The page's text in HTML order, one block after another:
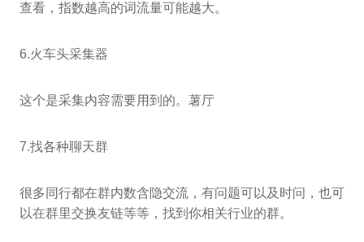
查看，指数越高的词流量可能越大。
6.火车头采集器
这个是采集内容需要用到的。薯厅
7.找各种聊天群
很多同行都在群内数含隐交流，有问题可以及时问，也可
以在群里交换友链等等，找到你相关行业的群。